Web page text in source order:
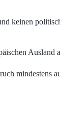
keinen
Ausland
mindestens